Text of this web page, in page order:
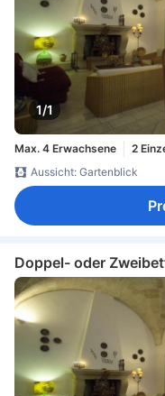
1/1
Max. 4 Erwachsene
2
Aussicht: Gartenblick
Doppel- oder